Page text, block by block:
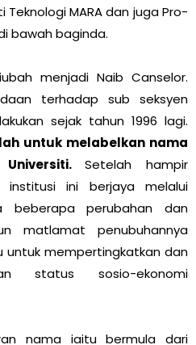
MARA dan juga Pro-
bawah baginda.
menjadi Naib Canselor.
terhadap sub seksyen
sejak tahun 1996 lagi.
untuk melabelkan nama
Setelah hampir
ini berjaya melalui
beberapa perubahan dan
matlamat penubuhannya
untuk mempertingkatkan dan
status sosio-ekonomi
nama iaitu bermula dari